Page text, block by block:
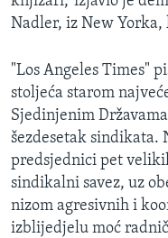
PRATITE NAS
Jezici
Nadler, iz New Yorka,
"Los Angeles Times"
stoljeća starom
Sjedinjenim
šezdesetak sindikata.
predsjednici pet
sindikalni savez, uz
nizom agresivnih i
izblijedjelu moć